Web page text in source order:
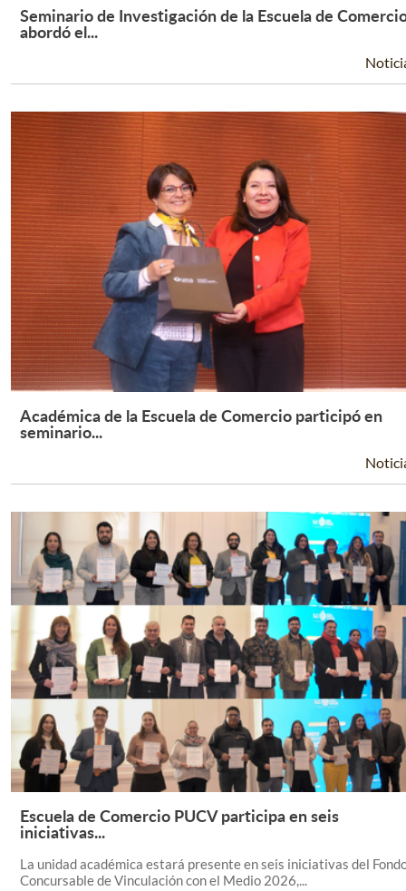
Leer Más +
Seminario de Investigación de la Escuela de
abordó el...
Leer Más +
Académica de la Escuela de Comercio participó en
seminario...
Leer Más +
Escuela de Comercio PUCV participa en seis
iniciativas...
La unidad académica estará presente en seis iniciativas del
Concursable de Vinculación con el Medio 2026,...